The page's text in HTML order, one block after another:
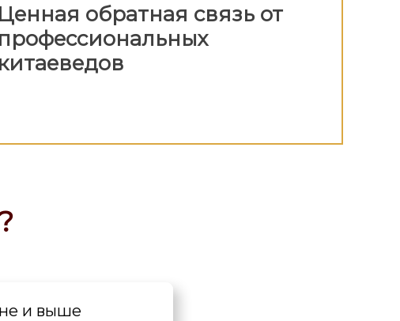
Ценная обратная связь от
профессиональных
китаеведов
и выше